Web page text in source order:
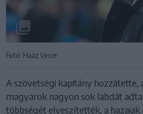
Fotó: Haáz Vince
A szövetségi kapitány hozzátette,
magyarok nagyon sok labdát
többségét elveszítették, a